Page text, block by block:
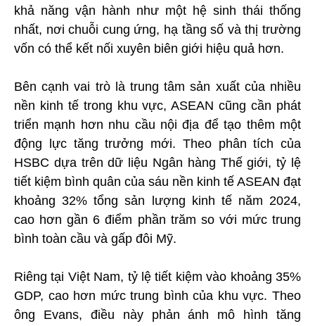
khả năng vận hành như một hệ sinh thái thống
nhất, nơi chuỗi cung ứng, hạ tầng số và thị trường
vốn có thể kết nối xuyên biên giới hiệu quả hơn.
Bên cạnh vai trò là trung tâm sản xuất của nhiều
nền kinh tế trong khu vực, ASEAN cũng cần phát
triển mạnh hơn nhu cầu nội địa để tạo thêm một
động lực tăng trưởng mới. Theo phân tích của
HSBC dựa trên dữ liệu Ngân hàng Thế giới, tỷ lệ
tiết kiệm bình quân của sáu nền kinh tế ASEAN đạt
khoảng 32% tổng sản lượng kinh tế năm 2024,
cao hơn gần 6 điểm phần trăm so với mức trung
bình toàn cầu và gấp đôi Mỹ.
Riêng tại Việt Nam, tỷ lệ tiết kiệm vào khoảng 35%
GDP, cao hơn mức trung bình của khu vực. Theo
ông Evans, điều này phản ánh mô hình tăng